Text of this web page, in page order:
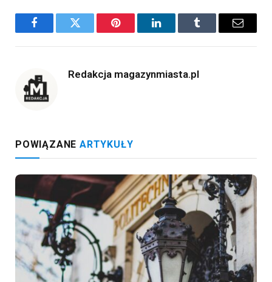
FacebookTwitter Pinterest LinkedInTumblr Email
Redakcja magazynmiasta.pl
POWIĄZANE ARTYKUŁY